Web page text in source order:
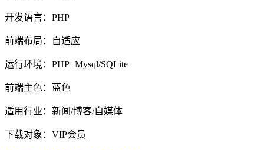
开发语言：PHP
前端布局：自适应
运行环境：PHP+Mysql/SQLite
前端主色：蓝色
适用行业：新闻/博客/自媒体
下载对象：VIP会员